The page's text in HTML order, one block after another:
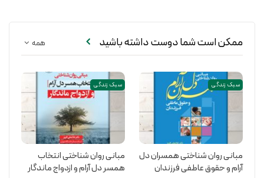
همه ممکن است شما دوست داشته باشید
سبک زندگی
مبانی روان شناختی همسران دل
آرام و حقوق عاطفی فرزندان
سبک زندگی
مبانی روان شناختی انتخاب
همسر دل آرام و ازدواج ماندگار